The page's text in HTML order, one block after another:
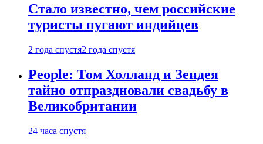
Стало известно, чем российские
туристы пугают индийцев
2 года спустя2 года спустя
People: Том Холланд и Зендея
тайно отпраздновали свадьбу в
Великобритании
24 часа спустя